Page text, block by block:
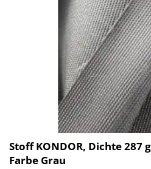
Stoff KONDOR, Dichte 287
Farbe Grau